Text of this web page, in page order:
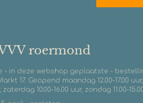
roermond
- in deze webshop geplaatste -
17. Geopend maandag 12.00-17.00
zaterdag 10.00-16.00 uur, zondag 11.00-